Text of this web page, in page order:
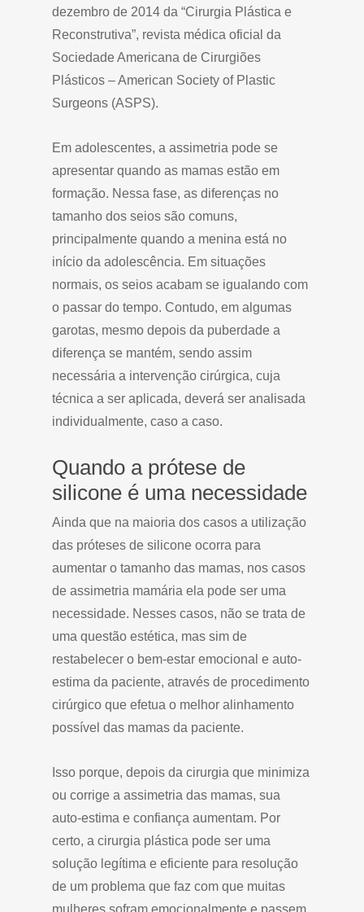
dezembro de 2014 da “Cirurgia Plástica e
Reconstrutiva”, revista médica oficial da
Sociedade Americana de Cirurgiões
Plásticos – American Society of Plastic
Surgeons (ASPS).
Em adolescentes, a assimetria pode se
apresentar quando as mamas estão em
formação. Nessa fase, as diferenças no
tamanho dos seios são comuns,
principalmente quando a menina está no
início da adolescência. Em situações
normais, os seios acabam se igualando com
o passar do tempo. Contudo, em algumas
garotas, mesmo depois da puberdade a
diferença se mantém, sendo assim
necessária a intervenção cirúrgica, cuja
técnica a ser aplicada, deverá ser analisada
individualmente, caso a caso.
Quando a prótese de
silicone é uma necessidade
Ainda que na maioria dos casos a utilização
das próteses de silicone ocorra para
aumentar o tamanho das mamas, nos casos
de assimetria mamária ela pode ser uma
necessidade. Nesses casos, não se trata de
uma questão estética, mas sim de
restabelecer o bem-estar emocional e auto-
estima da paciente, através de procedimento
cirúrgico que efetua o melhor alinhamento
possível das mamas da paciente.
Isso porque, depois da cirurgia que minimiza
ou corrige a assimetria das mamas, sua
auto-estima e confiança aumentam. Por
certo, a cirurgia plástica pode ser uma
solução legítima e eficiente para resolução
de um problema que faz com que muitas